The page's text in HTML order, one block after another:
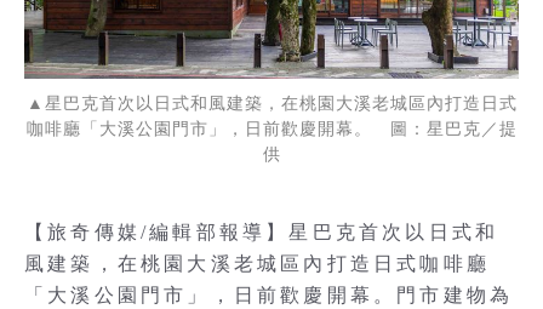
▲星巴克首次以日式和風建築，在桃園大溪老城區內打造日式
咖啡廳「大溪公園門市」，日前歡慶開幕。 圖：星巴克／提
供
【旅奇傳媒/編輯部報導】星巴克首次以日式和
風建築，在桃園大溪老城區內打造日式咖啡廳
「大溪公園門市」，日前歡慶開幕。門市建物為